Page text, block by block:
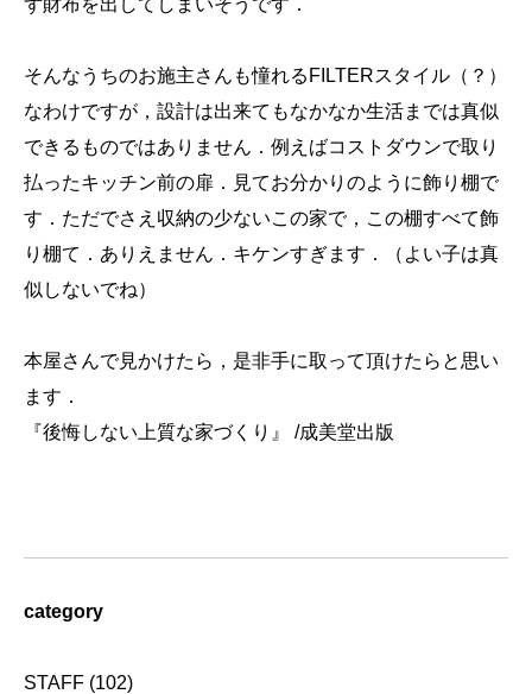
ず財布を出してしまいそうです．
そんなうちのお施主さんも憧れるFILTERスタイル（？）
なわけですが，設計は出来てもなかなか生活までは真似
できるものではありません．例えばコストダウンで取り
払ったキッチン前の扉．見てお分かりのように飾り棚で
す．ただでさえ収納の少ないこの家で，この棚すべて飾
り棚て．ありえません．キケンすぎます．（よい子は真
似しないでね）
本屋さんで見かけたら，是非手に取って頂けたらと思い
ます．
『後悔しない上質な家づくり』 /成美堂出版
category
STAFF (102)